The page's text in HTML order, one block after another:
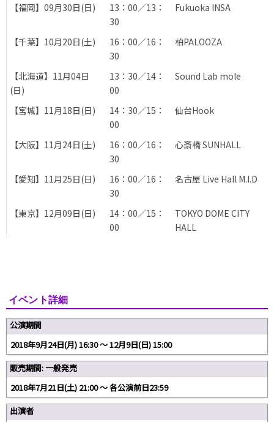
【福岡】09月30日(日)
13：00／13：
30
Fukuoka INSA
【千葉】10月20日(土)
16：00／16：
30
柏PALOOZA
【北海道】11月04日
(日)
13：30／14：
00
Sound Lab mole
【宮城】11月18日(日)
14：30／15：
00
仙台Hook
【大阪】11月24日(土)
16：00／16：
30
心斎橋 SUNHALL
【愛知】11月25日(日)
16：00／16：
30
名古屋 Live Hall M.I.D
【東京】12月09日(日)
14：00／15：
00
TOKYO DOME CITY
HALL
イベント詳細
公演期間
2018年9月24日(月) 16:30 〜 12月9日(日) 15:00
販売期間: 一般発売
2018年7月21日(土) 21:00 〜 各公演前日23:59
出演者